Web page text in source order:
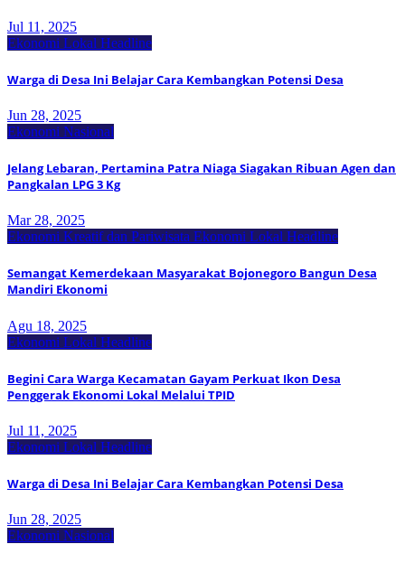
Jul 11, 2025
Ekonomi Lokal Headline
Warga di Desa Ini Belajar Cara Kembangkan Potensi Desa
Jun 28, 2025
Ekonomi Nasional
Jelang Lebaran, Pertamina Patra Niaga Siagakan Ribuan Agen dan
Pangkalan LPG 3 Kg
Mar 28, 2025
Ekonomi Kreatif dan Pariwisata Ekonomi Lokal Headline
Semangat Kemerdekaan Masyarakat Bojonegoro Bangun Desa
Mandiri Ekonomi
Agu 18, 2025
Ekonomi Lokal Headline
Begini Cara Warga Kecamatan Gayam Perkuat Ikon Desa
Penggerak Ekonomi Lokal Melalui TPID
Jul 11, 2025
Ekonomi Lokal Headline
Warga di Desa Ini Belajar Cara Kembangkan Potensi Desa
Jun 28, 2025
Ekonomi Nasional